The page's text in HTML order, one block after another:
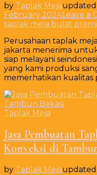
by Taplak Meja
February 2024Leave a
taplak meja bulat
Perusahaan taplak
jakarta menerima
siap melayani
yang kami produksi
memerhatikan kualitas
Taplak Meja
Jasa Pembuatan
Konveksi di
by Taplak Meja